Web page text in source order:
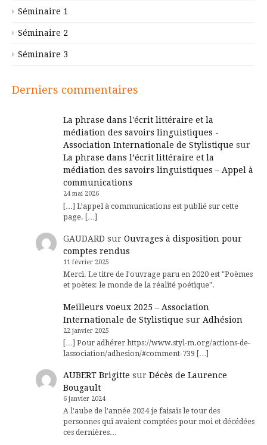
Séminaire 1
Séminaire 2
Séminaire 3
Derniers commentaires
La phrase dans l'écrit littéraire et la
médiation des savoirs linguistiques -
Association Internationale de Stylistique sur
La phrase dans l’écrit littéraire et la
médiation des savoirs linguistiques – Appel à
communications
24 mai 2026
[…] L’appel à communications est publié sur cette
page. […]
GAUDARD sur Ouvrages à disposition pour
comptes rendus
11 février 2025
Merci. Le titre de l'ouvrage paru en 2020 est "Poèmes
et poètes: le monde de la réalité poétique".
Meilleurs voeux 2025 – Association
Internationale de Stylistique sur Adhésion
22 janvier 2025
[…] Pour adhérer https://www.styl-m.org/actions-de-
lassociation/adhesion/#comment-739 […]
AUBERT Brigitte sur Décès de Laurence
Bougault
6 janvier 2024
A l'aube de l'année 2024 je faisais le tour des
personnes qui avaient comptées pour moi et décédées
ces dernières…